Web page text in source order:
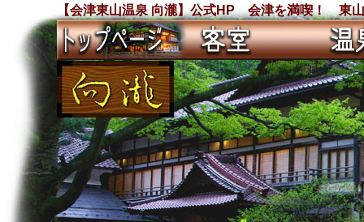
【会津東山温泉 向瀧】公式HP 会津を満喫！ 東